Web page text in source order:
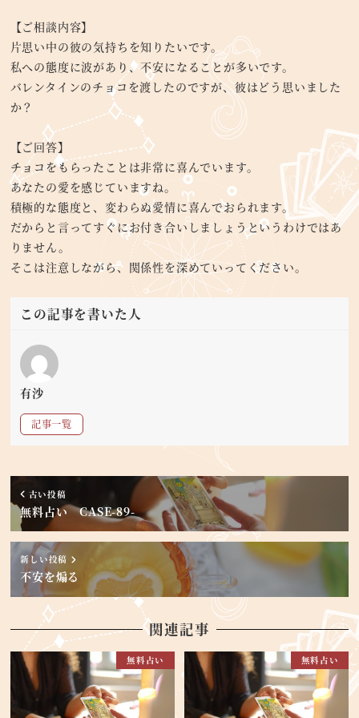
【ご相談内容】
片思い中の彼の気持ちを知りたいです。
私への態度に波があり、不安になることが多いです。
バレンタインのチョコを渡したのですが、彼はどう思いました
か？
【ご回答】
チョコをもらったことは非常に喜んでいます。
あなたの愛を感じていますね。
積極的な態度と、変わらぬ愛情に喜んでおられます。
だからと言ってすぐにお付き合いしましょうというわけではあ
りません。
そこは注意しながら、関係性を深めていってください。
この記事を書いた人
有沙
記事一覧
古い投稿
無料占い CASE-89-
新しい投稿
不安を煽る
関連記事
無料占い 無料占い